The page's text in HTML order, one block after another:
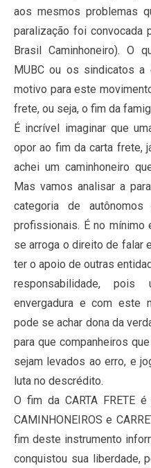
aos mesmos problemas
paralização foi convocada
Brasil Caminhoneiro). O
MUBC ou os sindicatos
motivo para este
frete, ou seja, o fim da
É incrível imaginar que
opor ao fim da carta frete,
achei um caminhoneiro
Mas vamos analisar a
categoria de
profissionais. É no mínimo
se arroga o direito de falar
ter o apoio de outras
responsabilidade,
envergadura e com este
pode se achar dona da
para que companheiros
sejam levados ao erro, e
luta no descrédito.
O fim da CARTA FRETE
CAMINHONEIROS e
fim deste instrumento
conquistou sua liberdade,